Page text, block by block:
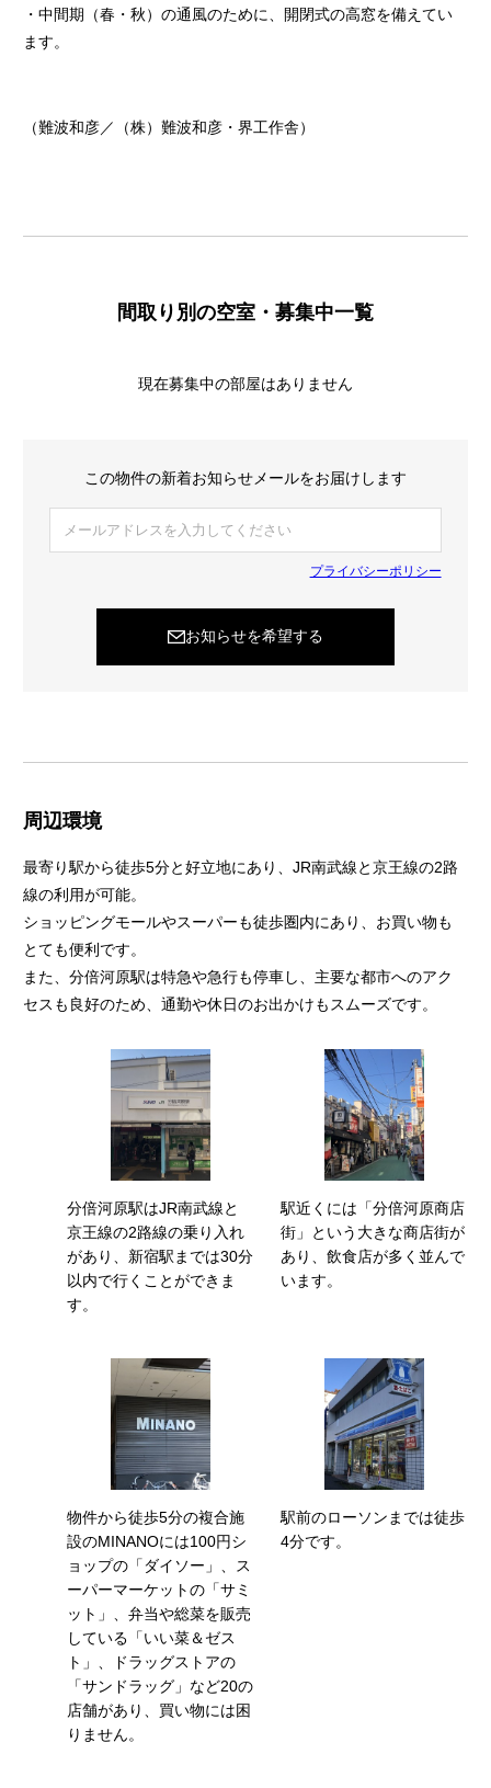
・中間期（春・秋）の通風のために、開閉式の高窓を備えてい
ます。
（難波和彦／（株）難波和彦・界工作舎）
間取り別の空室・募集中一覧
現在募集中の部屋はありません
この物件の新着お知らせメールをお届けします
プライバシーポリシー
お知らせを希望する
周辺環境
最寄り駅から徒歩5分と好立地にあり、JR南武線と京王線の2路
線の利用が可能。
ショッピングモールやスーパーも徒歩圏内にあり、お買い物も
とても便利です。
また、分倍河原駅は特急や急行も停車し、主要な都市へのアク
セスも良好のため、通勤や休日のお出かけもスムーズです。
分倍河原駅はJR南武線と
京王線の2路線の乗り入れ
があり、新宿駅までは30分
以内で行くことができま
す。
駅近くには「分倍河原商店
街」という大きな商店街が
あり、飲食店が多く並んで
います。
物件から徒歩5分の複合施
設のMINANOには100円シ
ョップの「ダイソー」、ス
ーパーマーケットの「サミ
ット」、弁当や総菜を販売
している「いい菜＆ゼス
ト」、ドラッグストアの
「サンドラッグ」など20の
店舗があり、買い物には困
りません。
駅前のローソンまでは徒歩
4分です。